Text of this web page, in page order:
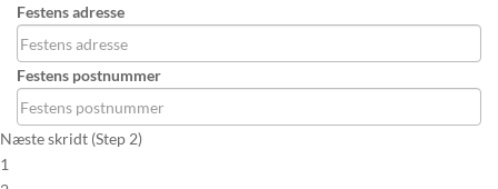
Festens adresse
Festens postnummer
Næste skridt (Step 2)
1